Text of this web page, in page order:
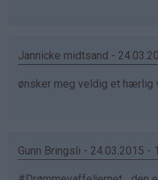
Jannicke midtsand -
ønsker meg veldig et hærlig
Gunn Bringsli - 24.03.2015 -